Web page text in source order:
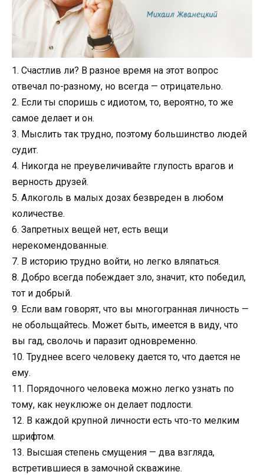
1. Счастлив ли? В разное время на этот вопрос
отвечал по-разному, но всегда — отрицательно.
2. Если ты споришь с идиотом, то, вероятно, то же
самое делает и он.
3. Мыслить так трудно, поэтому большинство людей
судит.
4. Никогда не преувеличивайте глупость врагов и
верность друзей.
5. Алкоголь в малых дозах безвреден в любом
количестве.
6. Запретных вещей нет, есть вещи
нерекомендованные.
7. В историю трудно войти, но легко вляпаться.
8. Добpо всегда побеждает зло, значит, кто победил,
тот и добрый.
9. Если вам говорят, что вы многогранная личность —
не обольщайтесь. Может быть, имеется в виду, что
вы гад, сволочь и паразит одновременно.
10. Труднее всего человеку дается то, что дается не
ему.
11. Порядочного человека можно легко узнать по
тому, как неуклюже он делает подлости.
12. В каждой крупной личности есть что-то мелким
шрифтом.
13. Высшая степень смущения — два взгляда,
встретившиеся в замочной скважине.